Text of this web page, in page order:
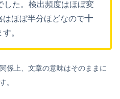
した。検出頻度はほぼ変
はほぼ半分ほどなので十
。
係上、文章の意味はそのままに
。